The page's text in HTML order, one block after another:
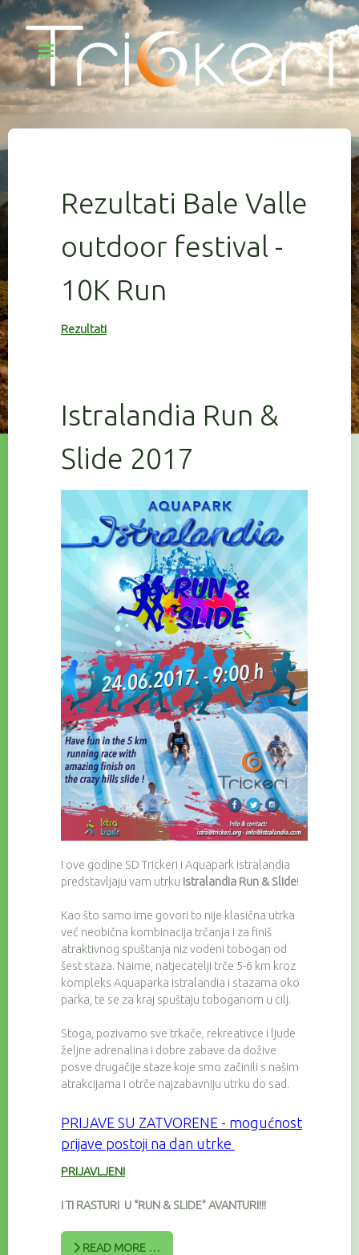
Rezultati Bale Valle
outdoor festival -
10K Run
Rezultati
Istralandia Run &
Slide 2017
I ove godine SD Trickeri i Aquapark Istralandia
predstavljaju vam utrku Istralandia Run & Slide!
Kao što samo ime govori to nije klasična utrka
već neobična kombinacija trčanja i za finiš
atraktivnog spuštanja niz vodeni tobogan od
šest staza. Naime, natjecatelji trče 5-6 km kroz
kompleks Aquaparka Istralandia i stazama oko
parka, te se za kraj spuštaju toboganom u cilj.
Stoga, pozivamo sve trkače, rekreativce i ljude
željne adrenalina i dobre zabave da dožive
posve drugačije staze koje smo začinili s našim
atrakcijama i otrče najzabavniju utrku do sad.
PRIJAVE SU ZATVORENE - mogućnost
prijave postoji na dan utrke
PRIJAVLJENI
I TI RASTURI U “RUN & SLIDE” AVANTURI!!!
READ MORE …